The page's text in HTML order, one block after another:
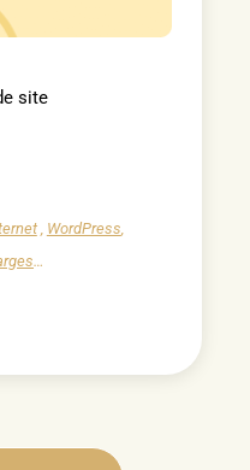
site
, WordPress
…